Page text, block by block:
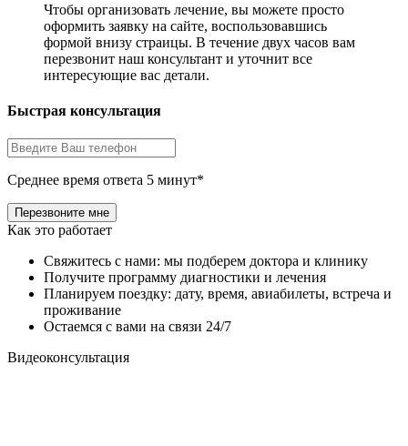
Чтобы организовать лечение, вы можете просто
оформить заявку на сайте, воспользовавшись
формой внизу страицы. В течение двух часов вам
перезвонит наш консультант и уточнит все
интересующие вас детали.
Быстрая консультация
Среднее время ответа 5 минут*
Как это работает
Свяжитесь с нами: мы подберем доктора и клинику
Получите программу диагностики и лечения
Планируем поездку: дату, время, авиабилеты, встреча и
проживание
Остаемся с вами на связи 24/7
Видеоконсультация